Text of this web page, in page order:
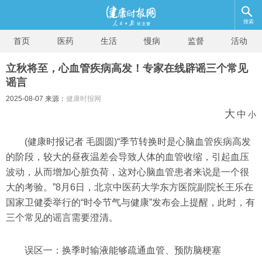
搜索
首页 医药 生活 慢病 监督 活动
立秋将至，心血管疾病高发！专家在线辟谣三个常见
谣言
2025-08-07 来源： 健康时报网
大 中 小
(健康时报记者 毛圆圆)“季节转换时是心脑血管疾病高发
的阶段，较大的昼夜温差会导致人体的血管收缩，引起血压
波动，从而增加心脏负荷，这对心脑血管患者来说是一个很
大的考验。”8月6日，北京中医药大学东方医院副院长王乐在
国家卫健委举行的“时令节气与健康”发布会上提醒，此时，有
三个常见的谣言需要澄清。
误区一：换季时输液能够疏通血管、预防脑梗塞